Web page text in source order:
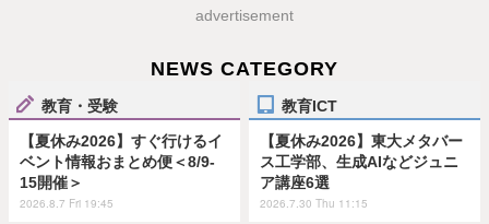
advertisement
NEWS CATEGORY
教育・受験
【夏休み2026】すぐ行けるイ
ベント情報おまとめ便＜8/9-
15開催＞
2026.8.7 Fri 19:45
教育ICT
【夏休み2026】東大メタバー
ス工学部、生成AIなどジュニ
ア講座6選
2026.7.30 Thu 11:15